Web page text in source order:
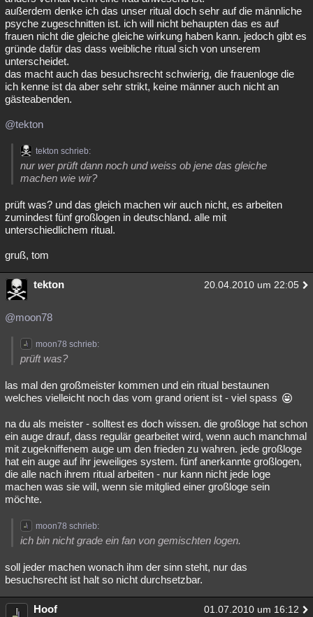
außerdem denke ich das unser ritual doch sehr auf die männliche
psyche zugeschnitten ist. ich will nicht behaupten das es auf
frauen nicht die gleiche gleiche wirkung haben kann. jedoch gibt es
gründe dafür das dass weibliche ritual sich von unserem
unterscheidet.
das macht auch das besuchsrecht schwierig, die frauenloge die
ich kenne ist da aber sehr strikt, keine männer auch nicht an
gästeabenden.
@tekton
tekton schrieb:
nur wer prüft dann noch und weiss ob jene das gleiche
machen wie wir?
prüft was? und das gleich machen wir auch nicht, es arbeiten
zumindest fünf großlogen in deutschland. alle mit
unterschiedlichem ritual.
gruß, tom
tekton 20.04.2010 um 22:05
@moon78
moon78 schrieb:
prüft was?
las mal den großmeister kommen und ein ritual bestaunen
welches vielleicht noch das vom grand orient ist - viel spass
na du als meister - solltest es doch wissen. die großloge hat schon
ein auge drauf, dass regulär gearbeitet wird, wenn auch manchmal
mit zugekniffenem auge um den frieden zu wahren. jede großloge
hat ein auge auf ihr jeweiliges system. fünf anerkannte großlogen,
die alle nach ihrem ritual arbeiten - nur kann nicht jede loge
machen was sie will, wenn sie mitglied einer großloge sein
möchte.
moon78 schrieb:
ich bin nicht grade ein fan von gemischten logen.
soll jeder machen wonach ihm der sinn steht, nur das
besuchsrecht ist halt so nicht durchsetzbar.
Hoof 01.07.2010 um 16:12